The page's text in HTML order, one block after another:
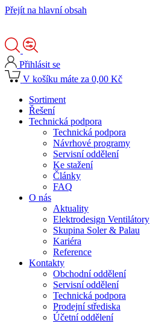
Přejít na hlavní obsah
Přihlásit se
V košíku máte za 0,00 Kč
Sortiment
Řešení
Technická podpora
Technická podpora
Návrhové programy
Servisní oddělení
Ke stažení
Články
FAQ
O nás
Aktuality
Elektrodesign Ventilátory
Skupina Soler & Palau
Kariéra
Reference
Kontakty
Obchodní oddělení
Servisní oddělení
Technická podpora
Prodejní střediska
Účetní oddělení